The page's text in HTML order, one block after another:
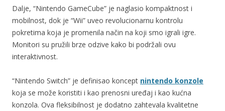
Dalje, “Nintendo GameCube” je naglasio kompaktnost i
mobilnost, dok je “Wii” uveo revolucionarnu kontrolu
pokretima koja je promenila način na koji smo igrali igre.
Monitori su pružili brze odzive kako bi podržali ovu
interaktivnost.
“Nintendo Switch” je definisao koncept nintendo konzole
koja se može koristiti i kao prenosni uređaj i kao kućna
konzola. Ova fleksibilnost je dodatno zahtevala kvalitetne